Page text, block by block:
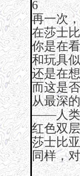
6
再一次
在莎士
你是在
和玩具
还是在
而这是
从最深
——人类
红色双
莎士比
同样，